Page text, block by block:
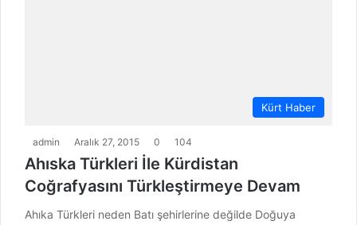
Kürt Haber
admin Aralık 27, 2015 0 104
Ahıska Türkleri İle Kürdistan
Coğrafyasını Türkleştirmeye Devam
Ahıka Türkleri neden Batı şehirlerine değilde Doğuya